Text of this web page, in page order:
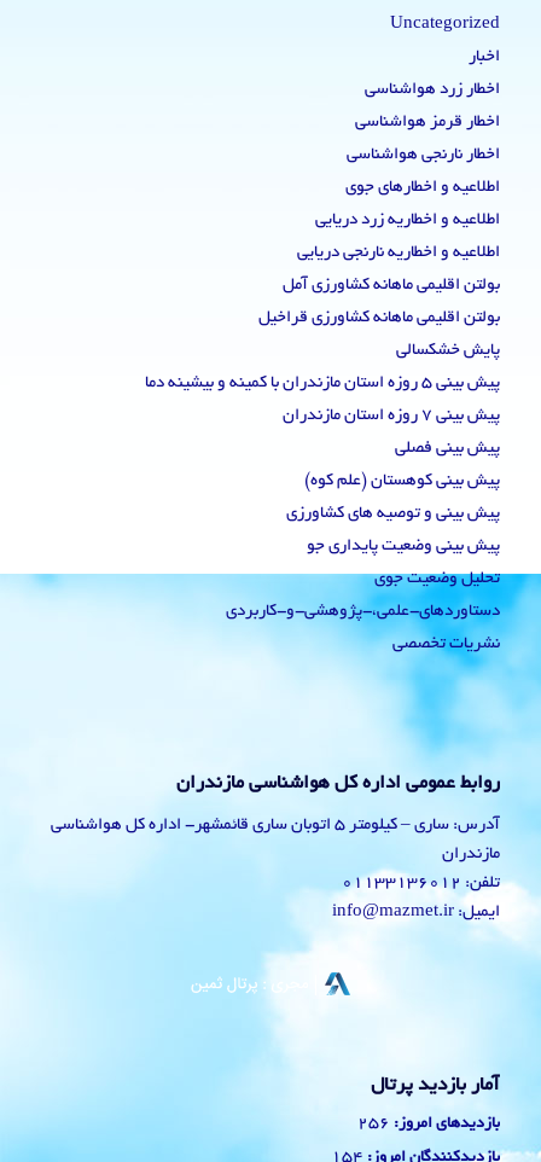
Uncategorized
اخبار
اخطار زرد هواشناسی
اخطار قرمز هواشناسی
اخطار نارنجی هواشناسی
اطلاعیه و اخطارهای جوی
اطلاعیه و اخطاریه زرد دریایی
اطلاعیه و اخطاریه نارنجی دریایی
بولتن اقلیمی ماهانه کشاورزی آمل
بولتن اقلیمی ماهانه کشاورزی قراخیل
پایش خشکسالی
پیش بینی 5 روزه استان مازندران با کمینه و بیشینه دما
پیش بینی 7 روزه استان مازندران
پیش بینی فصلی
پیش بینی کوهستان (علم کوه)
پیش بینی و توصیه های کشاورزی
پیش بینی وضعیت پایداری جو
تحلیل وضعیت جوی
دستاوردهای-علمی،-پژوهشی-و-کاربردی
نشریات تخصصی
روابط عمومی اداره کل هواشناسی مازندران
آدرس: ساری – کیلومتر 5 اتوبان ساری قائمشهر- اداره کل هواشناسی
مازندران
تلفن: 01133136012
ایمیل: info@mazmet.ir
آمار بازدید پرتال
بازدیدهای امروز: 256
154